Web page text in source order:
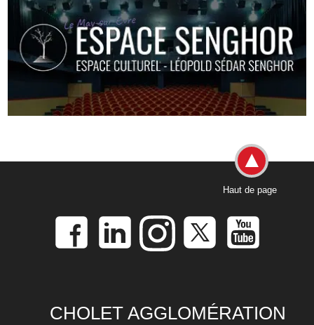
Haut de page
CHOLET AGGLOMÉRATION